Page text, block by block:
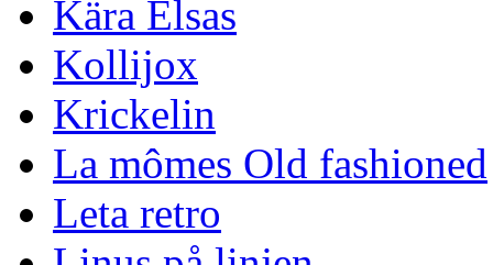
Kära Elsas
Kollijox
Krickelin
La mômes Old fashioned
Leta retro